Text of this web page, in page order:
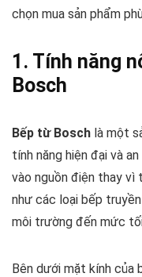
chọn mua sản phẩm
1. Tính năng
Bosch
Bếp từ Bosch là một
tính năng hiện đại và
vào nguồn điện thay vì
như các loại bếp
môi trường đến mức
Bên dưới mặt kính